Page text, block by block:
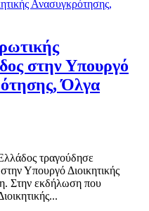
στην Υπουργό
Όλγα
τραγούδησε
Υπουργό Διοικητικής
Στην εκδήλωση που